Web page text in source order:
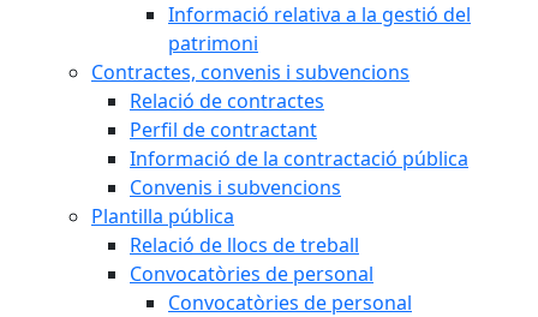
Informació relativa a la gestió del
patrimoni
Contractes, convenis i subvencions
Relació de contractes
Perfil de contractant
Informació de la contractació pública
Convenis i subvencions
Plantilla pública
Relació de llocs de treball
Convocatòries de personal
Convocatòries de personal